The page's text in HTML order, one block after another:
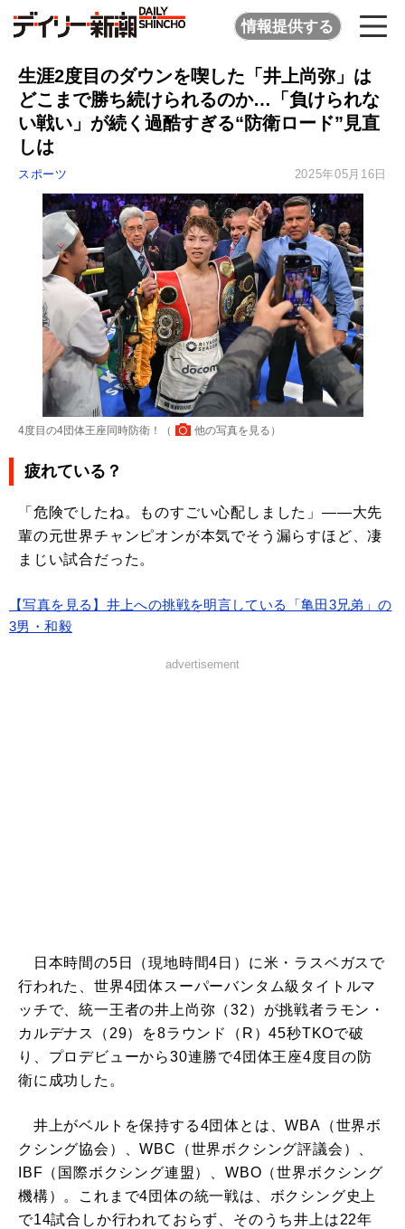
情報提供する
生涯2度目のダウンを喫した「井上尚弥」は
どこまで勝ち続けられるのか…「負けられな
い戦い」が続く過酷すぎる“防衛ロード”見直
しは
スポーツ 2025年05月16日
4度目の4団体王座同時防衛！（ 他の写真を見る ）
疲れている？
「危険でしたね。ものすごい心配しました」――大先
輩の元世界チャンピオンが本気でそう漏らすほど、凄
まじい試合だった。
【写真を見る】井上への挑戦を明言している「亀田3兄弟」の
3男・和毅
advertisement
日本時間の5日（現地時間4日）に米・ラスベガスで
行われた、世界4団体スーパーバンタム級タイトルマ
ッチで、統一王者の井上尚弥（32）が挑戦者ラモン・
カルデナス（29）を8ラウンド（R）45秒TKOで破
り、プロデビューから30連勝で4団体王座4度目の防
衛に成功した。
井上がベルトを保持する4団体とは、WBA（世界ボ
クシング協会）、WBC（世界ボクシング評議会）、
IBF（国際ボクシング連盟）、WBO（世界ボクシング
機構）。これまで4団体の統一戦は、ボクシング史上
で14試合しか行われておらず、そのうち井上は22年